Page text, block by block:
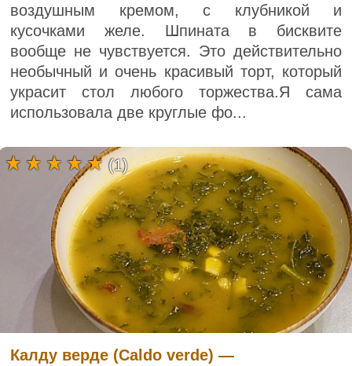
воздушным кремом, с клубникой и
кусочками желе. Шпината в бисквите
вообще не чувствуется. Это действительно
необычный и очень красивый торт, который
украсит стол любого торжества.Я сама
использовала две круглые фо...
Калду верде (Caldo verde) —
(1)